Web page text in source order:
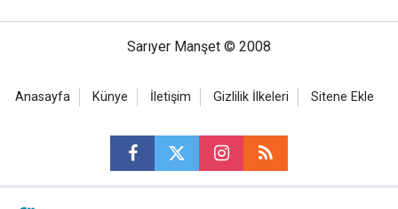
Sarıyer Manşet © 2008
Anasayfa Künye İletişim Gizlilik İlkeleri Sitene Ekle